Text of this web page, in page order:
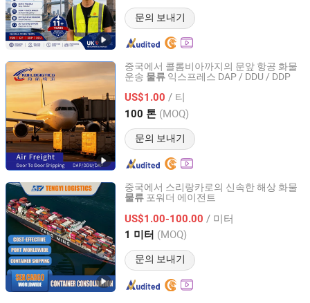
문의 보내기
중국에서 콜롬비아까지의 문앞 항공 화물
운송 물류 익스프레스 DAP / DDU / DDP
US$1.00 / 티
100 톤 (MOQ)
문의 보내기
Koi Logistics
Guangdong, China 이후 2026
중국에서 스리랑카로의 신속한 해상 화물
물류 포워더 에이전트
US$1.00-100.00 / 미터
1 미터 (MOQ)
문의 보내기
Shenzhen Tengyi International Freight Agency Co., Ltd.
Guangdong, China 이후 2020